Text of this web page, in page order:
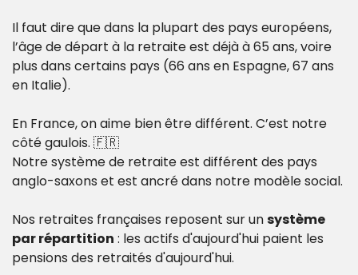
Il faut dire que dans la plupart des pays européens,
l’âge de départ à la retraite est déjà à 65 ans, voire
plus dans certains pays (66 ans en Espagne, 67 ans
en Italie).
En France, on aime bien être différent. C’est notre
côté gaulois. 🇫🇷
Notre système de retraite est différent des pays
anglo-saxons et est ancré dans notre modèle social.
Nos retraites françaises reposent sur un système
par répartition : les actifs d'aujourd'hui paient les
pensions des retraités d'aujourd'hui.